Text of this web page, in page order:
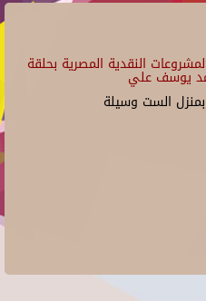
النقدية المصرية بحلقة
يوسف علي
الست وسيلة